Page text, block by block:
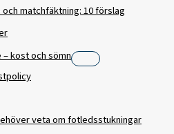
matchfäktning: 10 förslag
kost och sömn
veta om fotledsstukningar